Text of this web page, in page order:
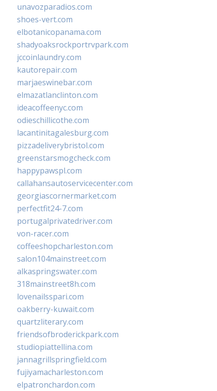
unavozparadios.com
shoes-vert.com
elbotanicopanama.com
shadyoaksrockportrvpark.com
jccoinlaundry.com
kautorepair.com
marjaeswinebar.com
elmazatlanclinton.com
ideacoffeenyc.com
odieschillicothe.com
lacantinitagalesburg.com
pizzadeliverybristol.com
greenstarsmogcheck.com
happypawspl.com
callahansautoservicecenter.com
georgiascornermarket.com
perfectfit24-7.com
portugalprivatedriver.com
von-racer.com
coffeeshopcharleston.com
salon104mainstreet.com
alkaspringswater.com
318mainstreet8h.com
lovenailsspari.com
oakberry-kuwait.com
quartzliterary.com
friendsofbroderickpark.com
studiopiattellina.com
jannagrillspringfield.com
fujiyamacharleston.com
elpatronchardon.com